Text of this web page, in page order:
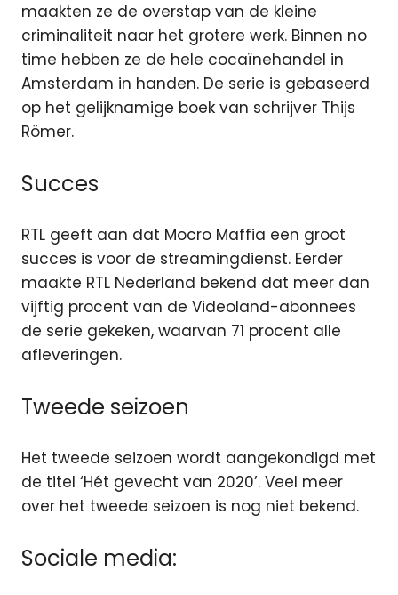
maakten ze de overstap van de kleine
criminaliteit naar het grotere werk. Binnen no
time hebben ze de hele cocaïnehandel in
Amsterdam in handen. De serie is gebaseerd
op het gelijknamige boek van schrijver Thijs
Römer.
Succes
RTL geeft aan dat Mocro Maffia een groot
succes is voor de streamingdienst. Eerder
maakte RTL Nederland bekend dat meer dan
vijftig procent van de Videoland-abonnees
de serie gekeken, waarvan 71 procent alle
afleveringen.
Tweede seizoen
Het tweede seizoen wordt aangekondigd met
de titel ‘Hét gevecht van 2020’. Veel meer
over het tweede seizoen is nog niet bekend.
Sociale media: